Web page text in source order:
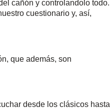
cañón y controlandolo todo.
cuestionario y, así,
que además, son
desde los clásicos hasta